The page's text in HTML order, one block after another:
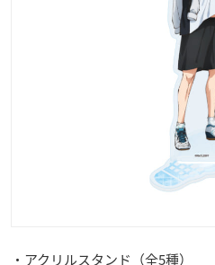
・アクリルスタンド（全5種）